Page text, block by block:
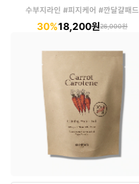
수부지라인 #피지케어 #깐달걀패드
30%18,200원26,000원